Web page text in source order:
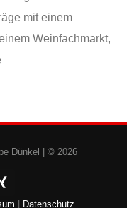
mit einem
Weinfachmarkt,
Dünkel | © 2026
Datenschutz